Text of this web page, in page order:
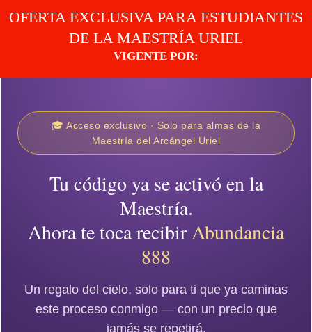
OFERTA EXCLUSIVA PARA ESTUDIANTES
DE LA MAESTRÍA URIEL
VIGENTE POR:
🎓 Acceso exclusivo · Solo para almas de la
Maestría del Arcángel Uriel
Tu código ya se activó en la
Maestría.
Ahora te toca recibirAbundancia
888
Un regalo del cielo, solo para ti que ya caminas
este proceso conmigo — con un precio que
jamás se repetirá.